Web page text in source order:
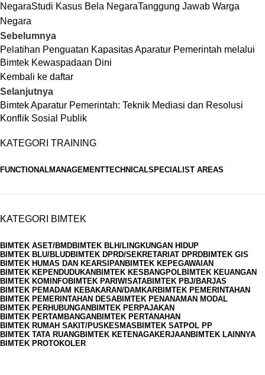
KATEGORI TRAINING
FUNCTIONALMANAGEMENTTECHNICALSPECIALIST AREAS
KATEGORI BIMTEK
BIMTEK ASET/BMDBIMTEK BLH/LINGKUNGAN HIDUP
BIMTEK BLU/BLUDBIMTEK DPRD/SEKRETARIAT DPRDBIMTEK GIS
BIMTEK HUMAS DAN KEARSIPANBIMTEK KEPEGAWAIAN
BIMTEK KEPENDUDUKANBIMTEK KESBANGPOLBIMTEK KEUANGAN
BIMTEK KOMINFOBIMTEK PARIWISATABIMTEK PBJ/BARJAS
BIMTEK PEMADAM KEBAKARAN/DAMKARBIMTEK PEMERINTAHAN
BIMTEK PEMERINTAHAN DESABIMTEK PENANAMAN MODAL
BIMTEK PERHUBUNGANBIMTEK PERPAJAKAN
BIMTEK PERTAMBANGANBIMTEK PERTANAHAN
BIMTEK RUMAH SAKIT/PUSKESMASBIMTEK SATPOL PP
BIMTEK TATA RUANGBIMTEK KETENAGAKERJAANBIMTEK LAINNYA
BIMTEK PROTOKOLER
NegaraStudi Kasus Bela NegaraTanggung Jawab Warga
Negara
Sebelumnya
Pelatihan Penguatan Kapasitas Aparatur Pemerintah melalui
Bimtek Kewaspadaan Dini
Kembali ke daftar
Selanjutnya
Bimtek Aparatur Pemerintah: Teknik Mediasi dan Resolusi
Konflik Sosial Publik